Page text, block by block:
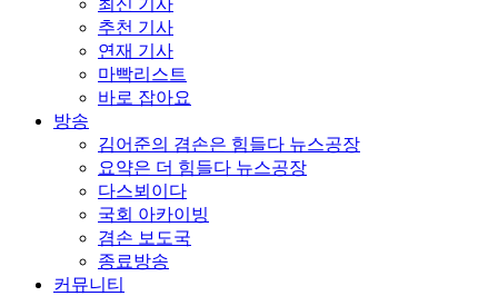
최신 기사
추천 기사
연재 기사
마빡리스트
바로 잡아요
방송
김어준의 겸손은 힘들다 뉴스공장
요약은 더 힘들다 뉴스공장
다스뵈이다
국회 아카이빙
겸손 보도국
종료방송
커뮤니티